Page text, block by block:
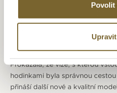
Povolit
Upravit
patronem muzea hodinářství
Společnost byla nominována
Švýcarská značka Claude
modelů hodinek našla už
Prokázala, že vize, s kterou
hodinkami byla správnou
přináší další nové a kvalitní